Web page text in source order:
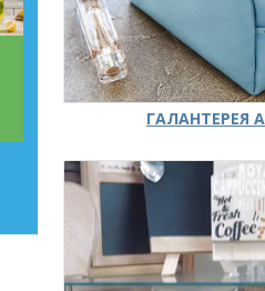
ГАЛАНТЕРЕЯ